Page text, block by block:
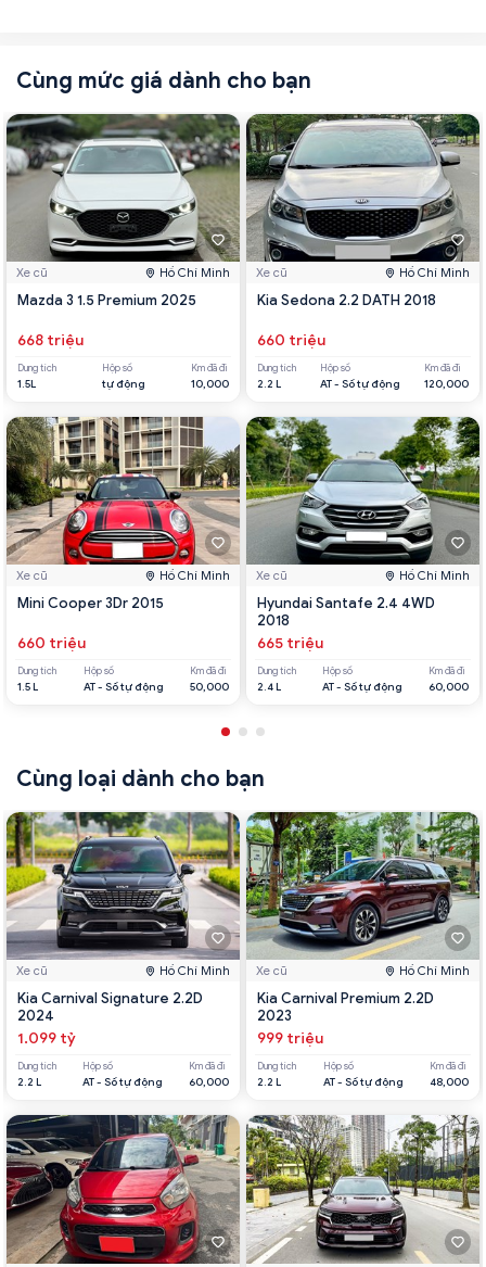
Cùng mức giá dành cho bạn
Xe cũ Hồ Chí Minh
Mazda 3 1.5 Premium 2025
668 triệu
Dung tích
1.5L
Hộp số
tự động
Km đã đi
10,000
Xe cũ Hồ Chí Minh
Mini Cooper 3Dr 2015
660 triệu
Dung tích
1.5 L
Hộp số
AT - Số tự động
Km đã đi
50,000
Xe cũ Hồ Chí Minh
Kia Sedona 2.2 DATH 2018
660 triệu
Dung tích
2.2 L
Hộp số
AT - Số tự động
Km đã đi
120,000
Xe cũ Hồ Chí Minh
Hyundai Santafe 2.4 4WD
2018
665 triệu
Dung tích
2.4 L
Hộp số
AT - Số tự động
Km đã đi
60,000
Cùng loại dành cho bạn
Xe cũ Hồ Chí Minh
Kia Carnival Signature 2.2D
2024
1.099 tỷ
Dung tích
2.2 L
Hộp số
AT - Số tự động
Km đã đi
60,000
Xe cũ Hồ Chí Minh
Kia Carnival Premium 2.2D
2023
999 triệu
Dung tích
2.2 L
Hộp số
AT - Số tự động
Km đã đi
48,000